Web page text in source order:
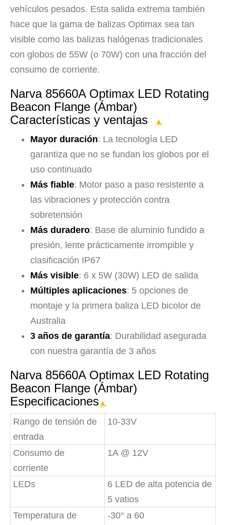
vehículos pesados. Esta salida extrema también
hace que la gama de balizas Optimax sea tan
visible como las balizas halógenas tradicionales
con globos de 55W (o 70W) con una fracción del
consumo de corriente.
Narva 85660A Optimax LED Rotating
Beacon Flange (Ámbar)
Características y ventajas
▲
Mayor duración: La tecnología LED
garantiza que no se fundan los globos por el
uso continuado
Más fiable: Motor paso a paso resistente a
las vibraciones y protección contra
sobretensión
Más duradero: Base de aluminio fundido a
presión, lente prácticamente irrompible y
clasificación IP67
Más visible: 6 x 5W (30W) LED de salida
Múltiples aplicaciones: 5 opciones de
montaje y la primera baliza LED bicolor de
Australia
3 años de garantía: Durabilidad asegurada
con nuestra garantía de 3 años
Narva 85660A Optimax LED Rotating
Beacon Flange (Ámbar)
Especificaciones ▲
Rango de tensión de
entrada
10-33V
Consumo de
corriente
1A @ 12V
LEDs
6 LED de alta potencia de
5 vatios
Temperatura de
-30° a 60